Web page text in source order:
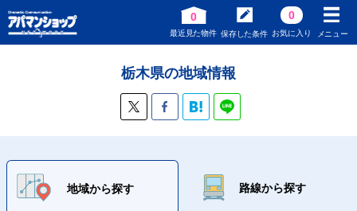
0
最近見た物件 保存した条件
0
お気に入り メニュー
栃木県の地域情報
地域から探す 路線から探す